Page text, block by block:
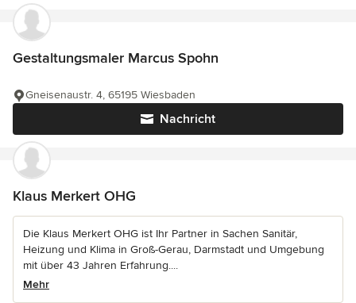
Gestaltungsmaler Marcus Spohn
Nachricht
Gneisenaustr. 4, 65195 Wiesbaden
Klaus Merkert OHG
Die Klaus Merkert OHG ist Ihr Partner in Sachen Sanitär,
Heizung und Klima in Groß-Gerau, Darmstadt und Umgebung
mit über 43 Jahren Erfahrung....
Mehr